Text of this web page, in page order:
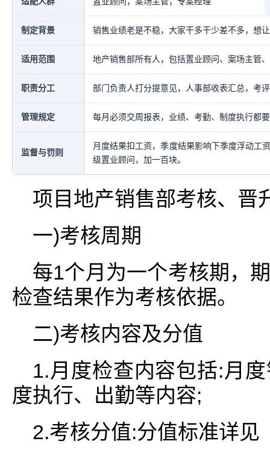
制定背景 销售业绩老是不稳，大家干多干少差不多，想
适用范围 地产销售部所有人，包括置业顾问、案场主管
职责分工 部门负责人打分提意见，人事部收表汇总，考
管理规定 每月必须交周报表，业绩、考勤、制度执行都
监督与罚则
月度结果扣工资，季度结果影响下季度浮动工
级置业顾问，加一百块。
项目地产销售部考核、晋
一)考核周期
每1个月为一个考核期，
检查结果作为考核依据。
二)考核内容及分值
1.月度检查内容包括:月
度执行、出勤等内容;
2.考核分值:分值标准详见